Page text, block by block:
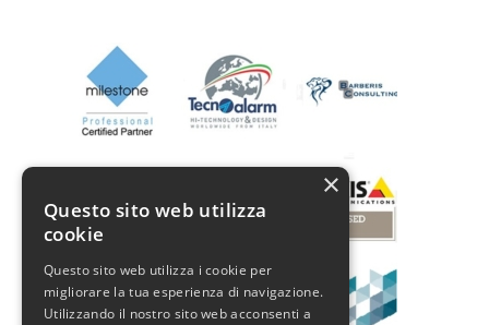
×
Questo sito web utilizza
cookie
Questo sito web utilizza i cookie per
migliorare la tua esperienza di navigazione.
Utilizzando il nostro sito web acconsenti a